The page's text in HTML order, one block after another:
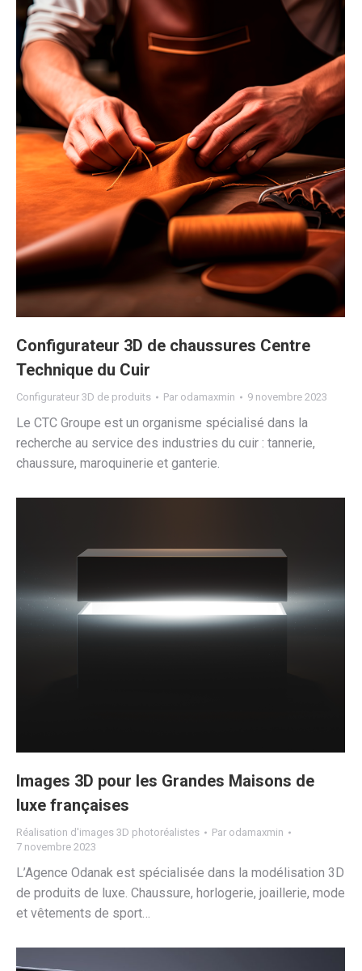
Configurateur 3D de chaussures Centre
Technique du Cuir
Configurateur 3D de produits Par odamaxmin 9 novembre 2023
Le CTC Groupe est un organisme spécialisé dans la
recherche au service des industries du cuir : tannerie,
chaussure, maroquinerie et ganterie.
Images 3D pour les Grandes Maisons de
luxe françaises
Réalisation d'images 3D photoréalistes Par odamaxmin
7 novembre 2023
L’Agence Odanak est spécialisée dans la modélisation 3D
de produits de luxe. Chaussure, horlogerie, joaillerie, mode
et vêtements de sport…